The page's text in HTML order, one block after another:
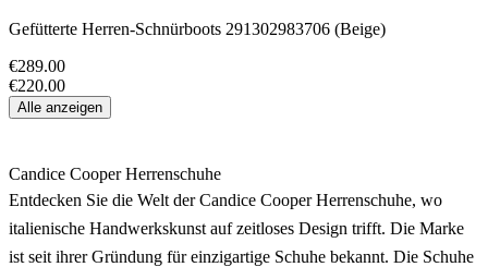
Gefütterte Herren-Schnürboots 291302983706 (Beige)
€289.00
€220.00
Alle anzeigen
Candice Cooper Herrenschuhe
Entdecken Sie die Welt der Candice Cooper Herrenschuhe, wo
italienische Handwerkskunst auf zeitloses Design trifft. Die Marke
ist seit ihrer Gründung für einzigartige Schuhe bekannt. Die Schuhe